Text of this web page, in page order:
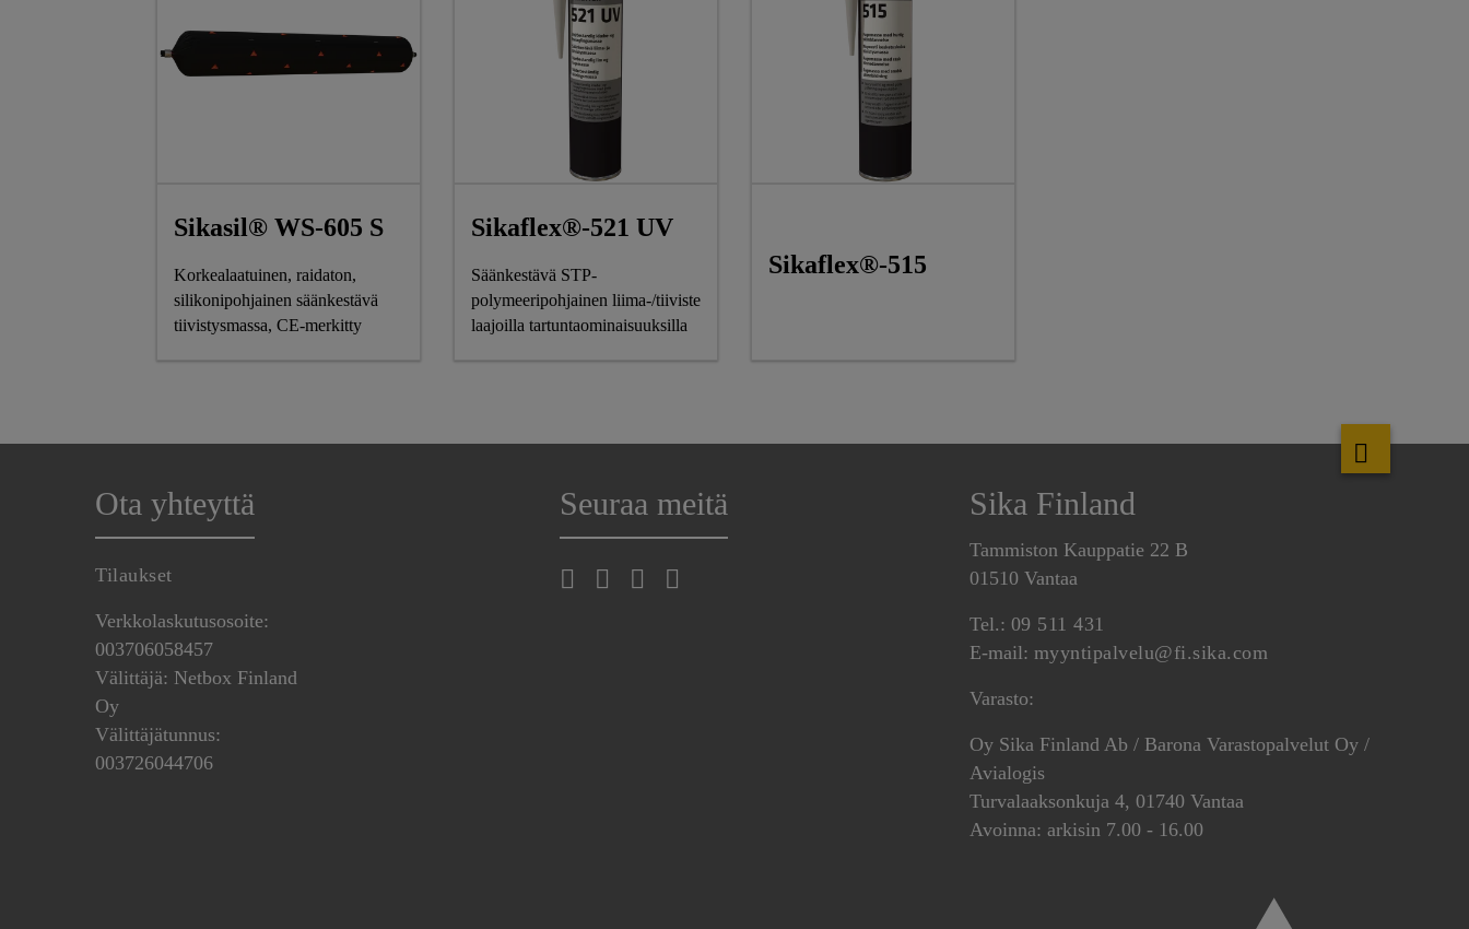
Sikasil® WS-605 S
Korkealaatuinen, raidaton,
silikonipohjainen säänkestävä
tiivistysmassa, CE-merkitty
Sikaflex®-521 UV
Säänkestävä STP-
polymeeripohjainen liima-/tiiviste
laajoilla tartuntaominaisuuksilla
Sikaflex®-515
Ota yhteyttä
Tilaukset
Verkkolaskutusosoite:
003706058457
Välittäjä: Netbox Finland
Oy
Välittäjätunnus:
003726044706
Seuraa meitä Sika Finland
Tammiston Kauppatie 22 B
01510 Vantaa
Tel.: 09 511 431
E-mail: myyntipalvelu@fi.sika.com
Varasto:
Oy Sika Finland Ab / Barona Varastopalvelut Oy /
Avialogis
Turvalaaksonkuja 4, 01740 Vantaa
Avoinna: arkisin 7.00 - 16.00